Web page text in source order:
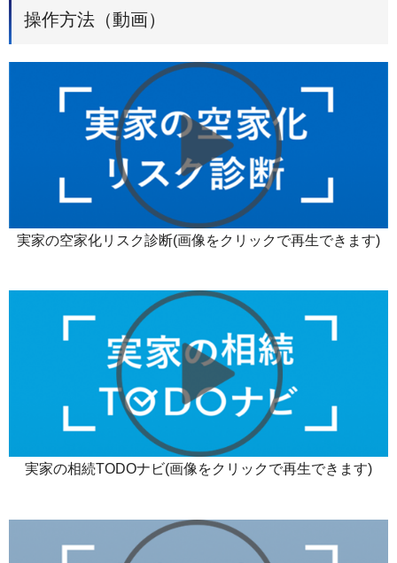
操作方法（動画）
実家の空家化リスク診断(画像をクリックで再生できます)
実家の相続TODOナビ(画像をクリックで再生できます)